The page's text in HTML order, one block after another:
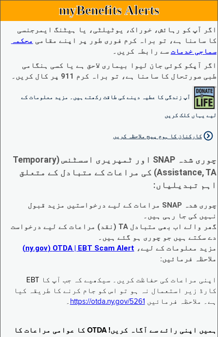
myBenefits Alerts
اگر آپ کو رہائش، خوراک، یوٹیلٹی، یا ہیٹنگ ایمرجنسی
کا سامنا ہے، تو براہ کرم فوری طور پر اپنے مقامی محکمہ
سماجی خدمات سے رابطہ کریں۔
اگر آپکو کوئی جان لیوا بیماری لاحق ہے یا کسی ہنگامی
طبی صورتحال کا سامنا ہے، تو براہ کرم 911 پر کال کریں۔
آپ زندگی کا عطیہ دینے کی طاقت رکھتے ہیں۔ مزید معلومات کے
لیے یہاں کلک کریں
کارکنان کا ہوم پیج ملاحظہ کریں
چوری شدہ SNAP اور ٹمپریری اسسٹنس (Temporary
Assistance, TA) کی مراعات کے متبادل کے متعلق
اہم تبدیلیاں:
چوری شدہ SNAP مراعات کے لیے درخواستیں مزید قبول
نہیں کی جا رہی ہیں۔
گھر والے اب بھی متبادل TA (نقد) مراعات کے لیے درخواست
دے سکتے ہیں جو چوری ہو گئے ہیں۔
مزید معلومات کے لیے، EBT Scam Alert ‏| OTDA ‏(ny.gov)
ملاحظہ فرمائیں:
اپنی مراعات کی حفاظت کریں۔ سیکھیے کہ جب آپ کا EBT
کارڈ زیر استعمال نہ ہو تو اس کو جام کرنے کا طریقہ کیا
ہے۔ ملاحظہ فرمائیں https://otda.ny.gov/5261 ۔
ہمیں اپنی رائے سے آگاہ کریں! OTDA کا عوامی مراعات کا